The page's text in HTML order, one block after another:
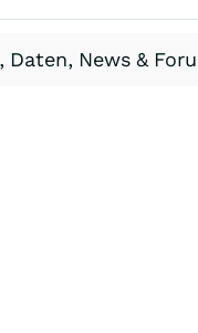
Daten, News &